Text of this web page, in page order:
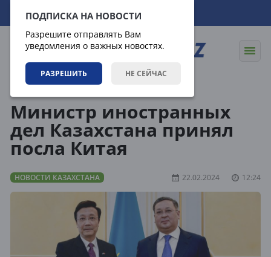
ПОДПИСКА НА НОВОСТИ
Разрешите отправлять Вам
уведомления о важных новостях.
РАЗРЕШИТЬ НЕ СЕЙЧАС
07.08.2026 11:02:16
Министр иностранных
дел Казахстана принял
посла Китая
НОВОСТИ КАЗАХСТАНА 22.02.2024 12:24